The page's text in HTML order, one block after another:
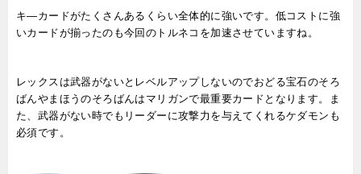
キ―カードがたくさんあるくらい全体的に強いです。低コストに強
いカードが揃ったのも今回のトルネコを加速させていますね。
レックスは武器がないとレベルアップしないのでおどる宝石のそろ
ばんやまほうのそろばんはマリガンで最重要カードとなります。ま
た、武器がない時でもリーダーに攻撃力を与えてくれるケダモンも
必須です。